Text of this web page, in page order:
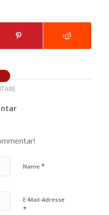
Name *
E-Mail-Adresse
*